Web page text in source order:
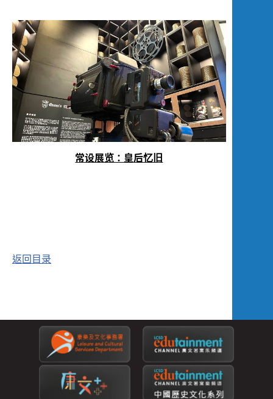
常设展览：皇后忆旧
返回目录